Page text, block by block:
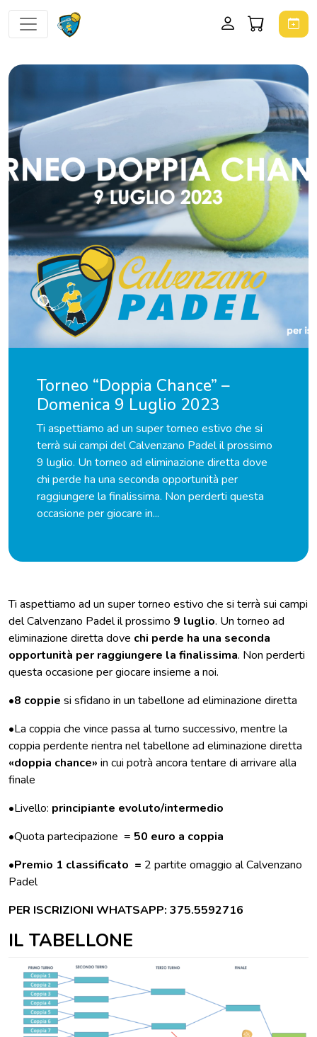
Torneo “Doppia Chance” –
Domenica 9 Luglio 2023
Ti aspettiamo ad un super torneo estivo che si
terrà sui campi del Calvenzano Padel il prossimo
9 luglio. Un torneo ad eliminazione diretta dove
chi perde ha una seconda opportunità per
raggiungere la finalissima. Non perderti questa
occasione per giocare in...
Ti aspettiamo ad un super torneo estivo che si terrà sui campi
del Calvenzano Padel il prossimo 9 luglio. Un torneo ad
eliminazione diretta dove chi perde ha una seconda
opportunità per raggiungere la finalissima. Non perderti
questa occasione per giocare insieme a noi.
•8 coppie si sfidano in un tabellone ad eliminazione diretta
•La coppia che vince passa al turno successivo, mentre la
coppia perdente rientra nel tabellone ad eliminazione diretta
«doppia chance» in cui potrà ancora tentare di arrivare alla
finale
•Livello: principiante evoluto/intermedio
•Quota partecipazione = 50 euro a coppia
•Premio 1 classificato = 2 partite omaggio al Calvenzano
Padel
PER ISCRIZIONI WHATSAPP: 375.5592716
IL TABELLONE